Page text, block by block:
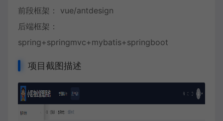
前段框架： vue/antdesign
后端框架：
spring+springmvc+mybatis+springboot
项目截图描述